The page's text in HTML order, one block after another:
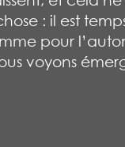
: il est
pour
voyons